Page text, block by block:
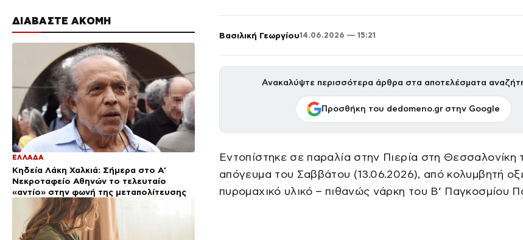
ΔΙΑΒΑΣΤΕ ΑΚΟΜΗ
ΕΛΛΑΔΑ
Κηδεία Λάκη Χαλκιά: Σήμερα στο Α’
Νεκροταφείο Αθηνών το τελευταίο
«αντίο» στην φωνή της μεταπολίτευσης
Βασιλική Γεωργίου14.06.2026 — 15:21
Ανακαλύψτε περισσότερα άρθρα στα αποτελέσματα
Προσθήκη του dedomeno.gr στην Google
Εντοπίστηκε σε παραλία στην Πιερία στη Θεσσαλονίκη
απόγευμα του Σαββάτου (13.06.2026), από κολυμβητή
πυρομαχικό υλικό – πιθανώς νάρκη του Β’ Παγκοσμίου